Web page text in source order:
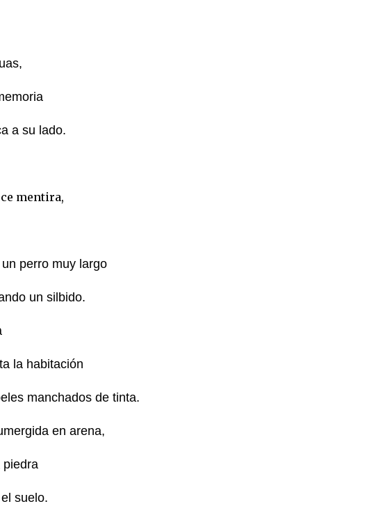
a su lado.
mentira,
perro muy largo
un silbido.
la habitación
manchados de tinta.
en arena,
piedra
suelo.